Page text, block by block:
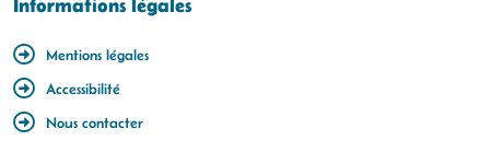
Mentions légales
Accessibilité
Nous contacter